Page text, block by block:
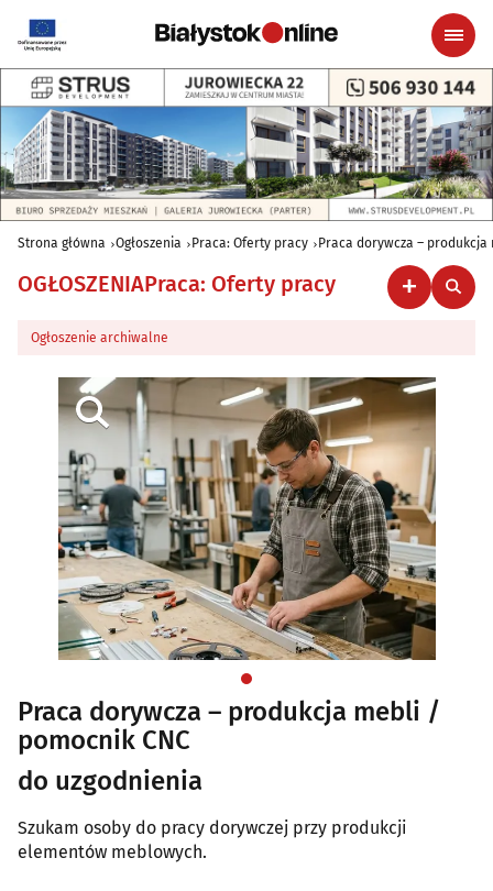
Strona główna Ogłoszenia Praca: Oferty pracy Praca dorywcza – produkcja
OGŁOSZENIAPraca: Oferty pracy
Ogłoszenie archiwalne
Praca dorywcza – produkcja mebli /
pomocnik CNC
do uzgodnienia
Szukam osoby do pracy dorywczej przy produkcji
elementów meblowych.